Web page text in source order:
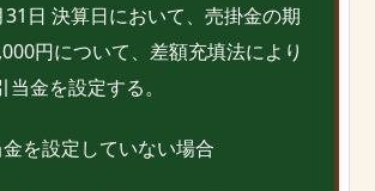
日 決算日において、売掛金の期
円について、差額充填法により
金を設定する。
を設定していない場合